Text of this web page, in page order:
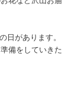
日があります。
備をしていきた